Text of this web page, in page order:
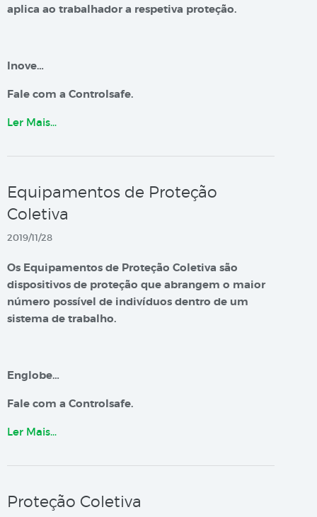
aplica ao trabalhador a respetiva proteção.
Inove…
Fale com a Controlsafe.
Ler Mais…
Equipamentos de Proteção
Coletiva
2019/11/28
Os Equipamentos de Proteção Coletiva são
dispositivos de proteção que abrangem o maior
número possível de indivíduos dentro de um
sistema de trabalho.
Englobe…
Fale com a Controlsafe.
Ler Mais…
Proteção Coletiva